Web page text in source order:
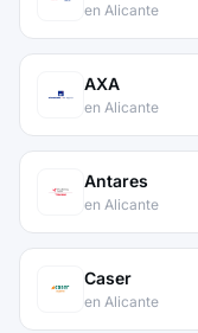
en Alicante
AXA
en Alicante
Antares
en Alicante
Caser
en Alicante